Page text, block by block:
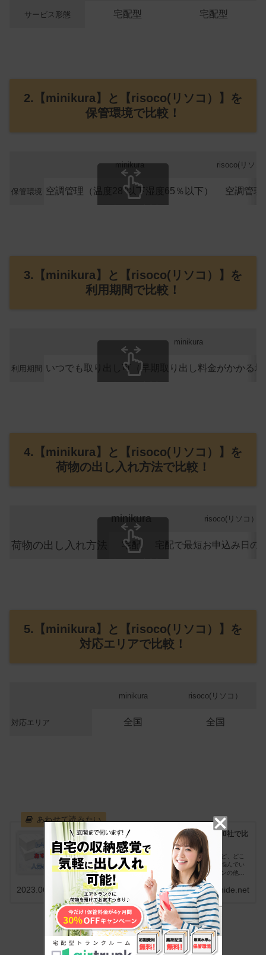
サービス形態 宅配型 宅配型
2.【minikura】と【risoco(リソコ）】を
保管環境で比較！
minikura risoco(リソコ
保管環境 空調管理（温度28°以下湿度65％以下） 空調管理
スクロールできます
3.【minikura】と【risoco(リソコ）】を
利用期間で比較！
minikura
利用期間 いつでも取り出し可（早期取り出し料金がかかる
スクロールできます
4.【minikura】と【risoco(リソコ）】を
荷物の出し入れ方法で比較！
minikura risoco(リソコ）
荷物の出し入れ方法 宅配 宅配で最短お申込み日の
スクロールできます
5.【minikura】と【risoco(リソコ）】を
対応エリアで比較！
minikura risoco(リソコ）
対応エリア 全国 全国
トランクルームおすすめ10社を人気の20社で比
較
トランクルームを利用したいと考えているけれど、どこ
のトランクルーム会社にして良いかわからなく悩んでい
る方のお手伝いをするサイトです。料金・プランの他に
実際に利用している方の口コミ・評判を集めました。他
のトランクルーム会社との比較もできます。
sasaki-yoshihide.net
2023.06.17